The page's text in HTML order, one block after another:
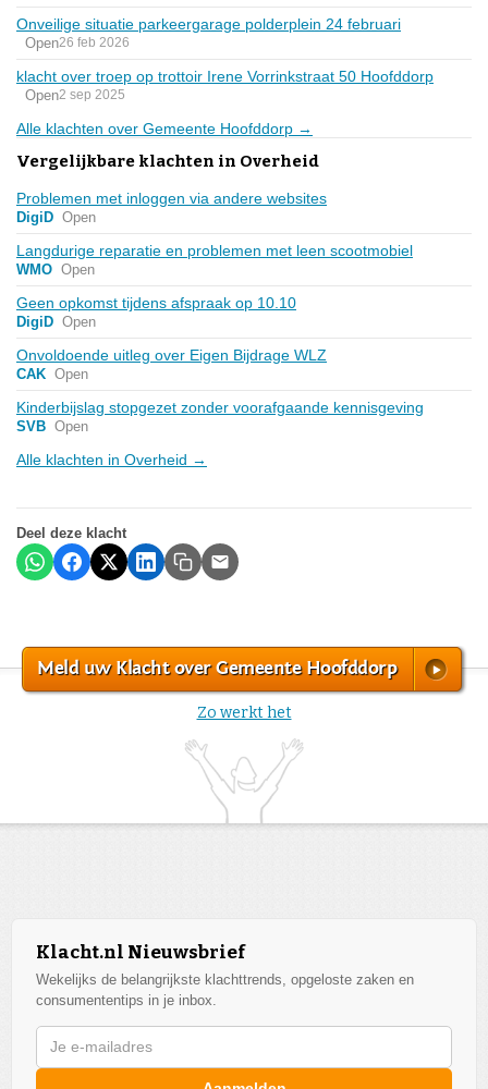
Onveilige situatie parkeergarage polderplein 24 februari
Open26 feb 2026
klacht over troep op trottoir Irene Vorrinkstraat 50 Hoofddorp
Open2 sep 2025
Alle klachten over Gemeente Hoofddorp →
Vergelijkbare klachten in Overheid
Problemen met inloggen via andere websites
DigiD Open
Langdurige reparatie en problemen met leen scootmobiel
WMO Open
Geen opkomst tijdens afspraak op 10.10
DigiD Open
Onvoldoende uitleg over Eigen Bijdrage WLZ
CAK Open
Kinderbijslag stopgezet zonder voorafgaande kennisgeving
SVB Open
Alle klachten in Overheid →
Deel deze klacht
Meld uw Klacht over Gemeente Hoofddorp
Zo werkt het
Klacht.nl Nieuwsbrief
Wekelijks de belangrijkste klachttrends, opgeloste zaken en
consumententips in je inbox.